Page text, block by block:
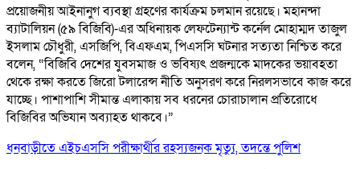
প্রয়োজনীয় আইনানুগ ব্যবস্থা গ্রহণের কার্যক্রম চলমান রয়েছে। মহানন্দা
ব্যাটালিয়ন (৫৯ বিজিবি)-এর অধিনায়ক লেফটেন্যান্ট কর্নেল মোহাম্মদ তাজুল
ইসলাম চৌধুরী, এসজিপি, বিএফএম, পিএসসি ঘটনার সত্যতা নিশ্চিত করে
বলেন, “বিজিবি দেশের যুবসমাজ ও ভবিষ্যৎ প্রজন্মকে মাদকের ভয়াবহতা
থেকে রক্ষা করতে জিরো টলারেন্স নীতি অনুসরণ করে নিরলসভাবে কাজ করে
যাচ্ছে। পাশাপাশি সীমান্ত এলাকায় সব ধরনের চোরাচালান প্রতিরোধে
বিজিবির অভিযান অব্যাহত থাকবে।”
ধনবাড়ীতে এইচএসসি পরীক্ষার্থীর রহস্যজনক মৃত্যু, তদন্তে পুলিশ